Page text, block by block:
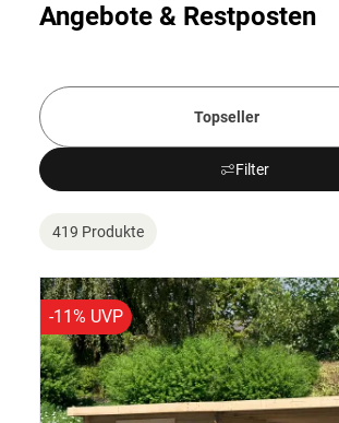
Angebote & Restposten
Topseller
Filter
419 Produkte
-11% UVP